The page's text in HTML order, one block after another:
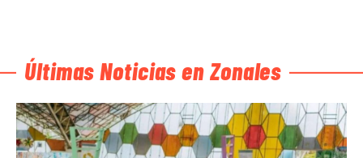
Últimas Noticias en Zonales